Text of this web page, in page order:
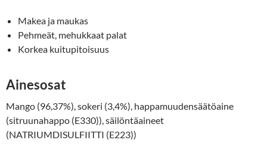
Makea ja maukas
Pehmeät, mehukkaat palat
Korkea kuitupitoisuus
Ainesosat
Mango (96,37%), sokeri (3,4%), happamuudensäätöaine
(sitruunahappo (E330)), säilöntäaineet
(NATRIUMDISULFIITTI (E223))